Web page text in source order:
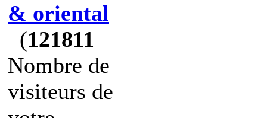
& oriental
(121811
Nombre de
visiteurs de